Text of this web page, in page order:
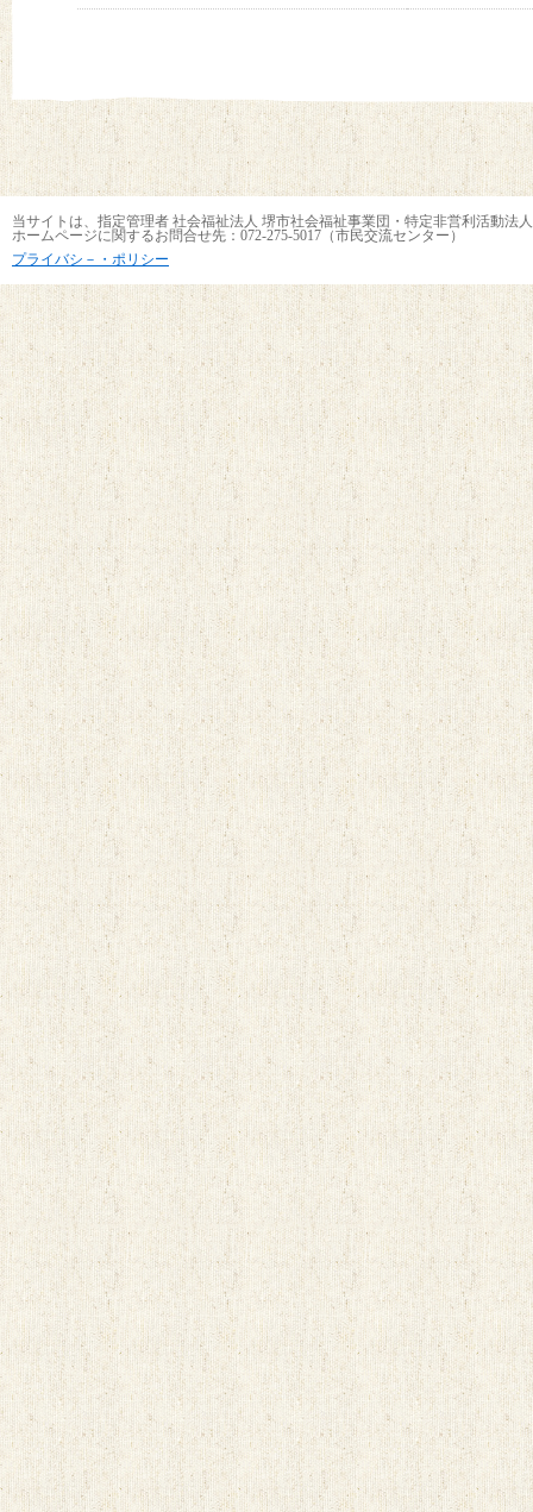
当サイトは、指定管理者 社会福祉法人 堺市社会福祉事業団・特定非営利活動
ホームページに関するお問合せ先：072-275-5017（市民交流センター）
プライバシ－・ポリシー